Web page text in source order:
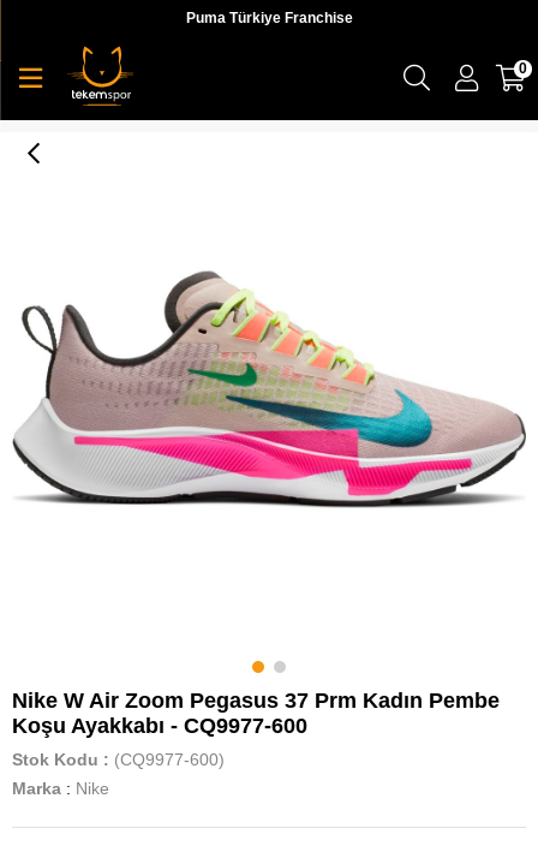
Puma Türkiye Franchise
0
Nike W Air Zoom Pegasus 37 Prm Kadın Pembe
Koşu Ayakkabı - CQ9977-600
Stok Kodu
(CQ9977-600)
Marka : Nike